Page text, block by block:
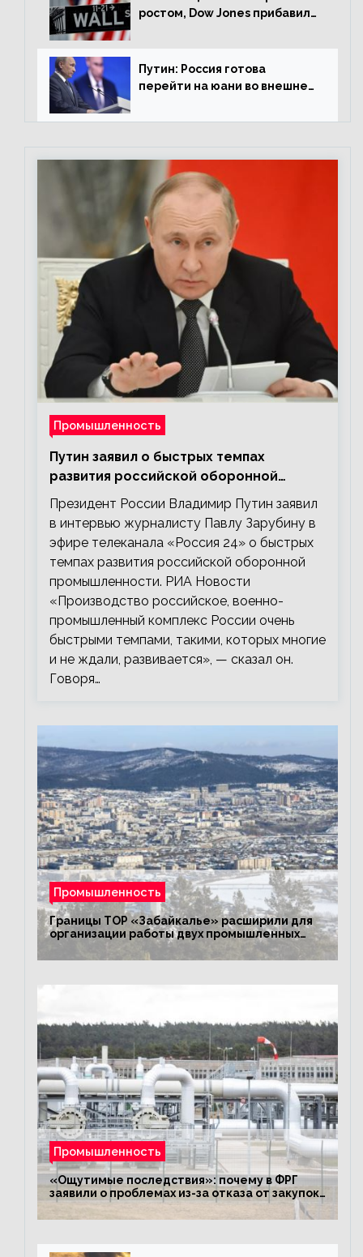
ростом, Dow Jones прибавил
Путин: Россия готова
перейти на юани во внешней
Промышленность
Путин заявил о быстрых темпах
развития российской оборонной
промышленности
Президент России Владимир Путин заявил
в интервью журналисту Павлу Зарубину в
эфире телеканала «Россия 24» о быстрых
темпах развития российской оборонной
промышленности. РИА Новости
«Производство российское, военно-
промышленный комплекс России очень
быстрыми темпами, такими, которых многие
и не ждали, развивается», — сказал он.
Говоря…
Промышленность
Границы ТОР «Забайкалье» расширили для
организации работы двух промышленных
предприятий
Промышленность
«Ощутимые последствия»: почему в ФРГ
заявили о проблемах из-за отказа от закупок
российского газа